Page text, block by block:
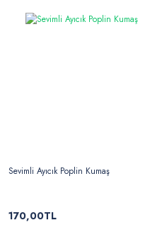
Sevimli Ayıcık Poplin Kumaş
170,00TL